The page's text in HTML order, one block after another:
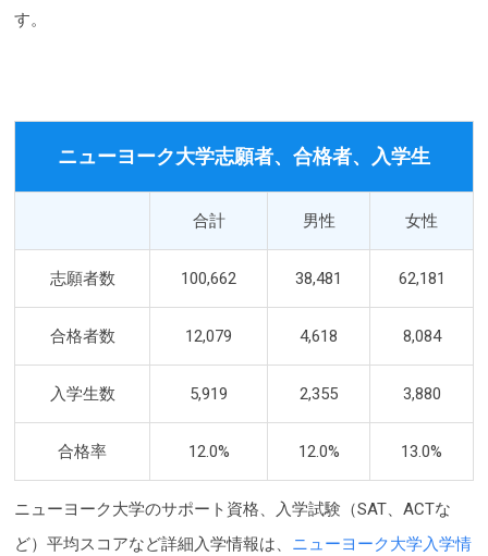
す。
ニューヨーク大学志願者、合格者、入学生
合計 男性 女性
志願者数 100,662 38,481 62,181
合格者数 12,079 4,618 8,084
入学生数 5,919 2,355 3,880
合格率 12.0% 12.0% 13.0%
ニューヨーク大学のサポート資格、入学試験（SAT、ACTな
ど）平均スコアなど詳細入学情報は、 ニューヨーク大学入学情